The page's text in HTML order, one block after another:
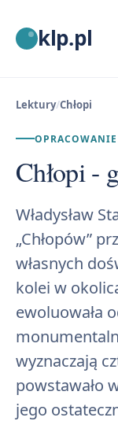
klp.pl
Lektury/Chłopi
OPRACOWANIE
Chłopi -
Władysław
„Chłopów”
własnych
kolei w
ewoluowała
wyznaczają
powstawało
jego